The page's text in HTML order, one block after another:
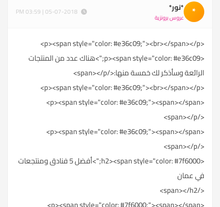
* *نور*
عروس برونزية
<p><span style="color: #e36c09;"><br></span></p>
<p><span style="color: #e36c09;">هناك عدد من المنتجات
الرائعة وسأذكر لك خمسة منها:</span></p>
<p><span style="color: #e36c09;"><br></span></p>
<p><span style="color: #e36c09;"><span></span>
</span></p>
<p><span style="color: #e36c09;"><span></span>
</span></p>
<h2><span style="color: #7f6000;">أفضل 5 فنادق ومنتجعات
في عمان
</span></h2>